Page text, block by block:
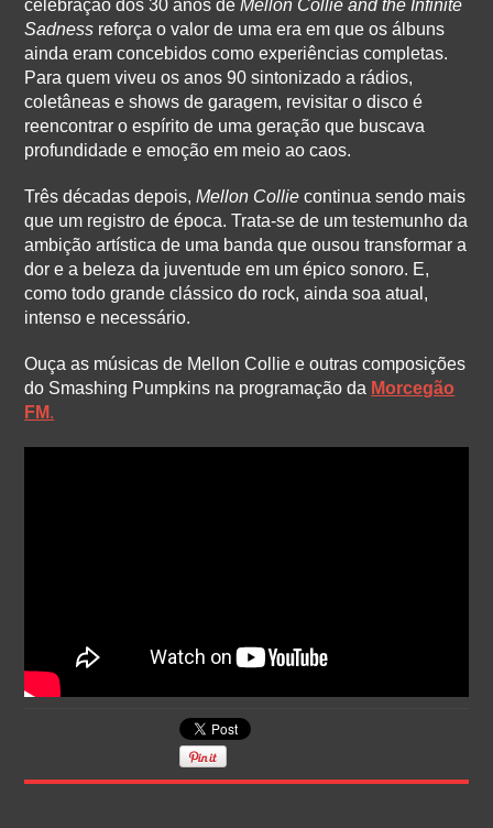
celebração dos 30 anos deMellon Collie and the Infinite
Sadness reforça o valor de uma era em que os álbuns
ainda eram concebidos como experiências completas.
Para quem viveu os anos 90 sintonizado a rádios,
coletâneas e shows de garagem, revisitar o disco é
reencontrar o espírito de uma geração que buscava
profundidade e emoção em meio ao caos.
Três décadas depois,Mellon Collie continua sendo mais
que um registro de época. Trata-se de um testemunho da
ambição artística de uma banda que ousou transformar a
dor e a beleza da juventude em um épico sonoro. E,
como todo grande clássico do rock, ainda soa atual,
intenso e necessário.
Ouça as músicas de Mellon Collie e outras composições
do Smashing Pumpkins na programação da Morcegão
FM.